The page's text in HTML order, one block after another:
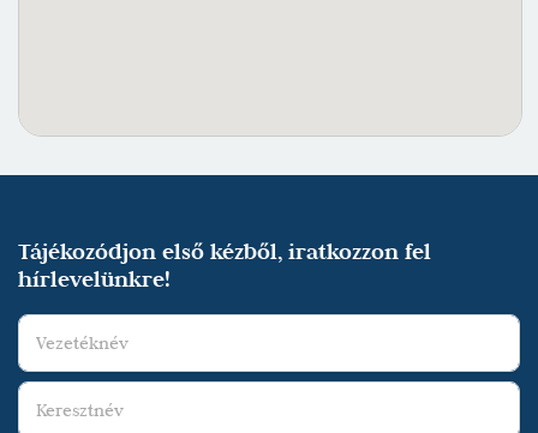
Tájékozódjon első kézből, iratkozzon fel
hírlevelünkre!